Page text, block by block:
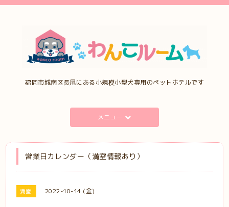
福岡市城南区長尾にある小規模小型犬専用のペットホテルです
メニュー
営業日カレンダー（満室情報あり）
満室 2022-10-14 (金)